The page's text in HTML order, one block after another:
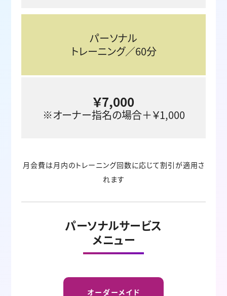
パーソナル
トレーニング／60分
￥7,000
※オーナー指名の場合＋￥1,000
月会費は月内のトレーニング回数に応じて割引が適用さ
れます
パーソナルサービス
メニュー
オーダーメイド